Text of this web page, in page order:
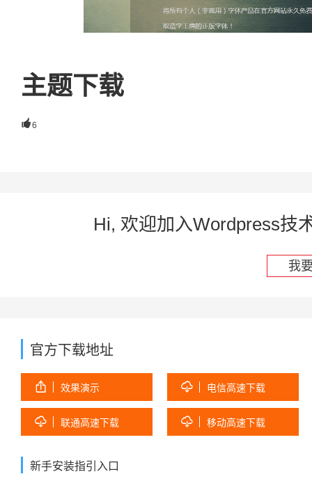
主题下载
6
Hi, 欢迎加入Wordpress技
我
官方下载地址
 效果演示  电信高速下载
 联通高速下载  移动高速下载
新手安装指引入口